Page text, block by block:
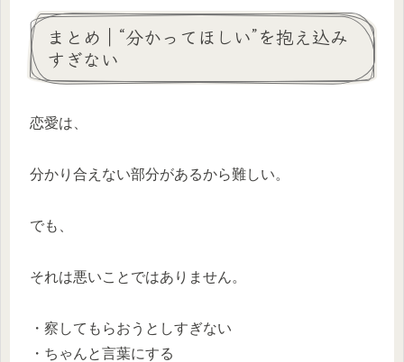
まとめ｜“分かってほしい”を抱え込み
すぎない
恋愛は、
分かり合えない部分があるから難しい。
でも、
それは悪いことではありません。
・察してもらおうとしすぎない
・ちゃんと言葉にする